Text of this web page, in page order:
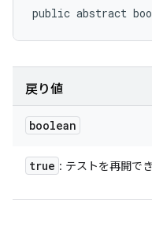
public abstract
戻り値
boolean
true : テストを再開で